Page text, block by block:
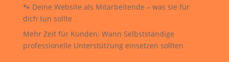
🐾 Deine Website als Mitarbeitende – was sie für
dich tun sollte
Mehr Zeit für Kunden: Wann Selbstständige
professionelle Unterstützung einsetzen sollten